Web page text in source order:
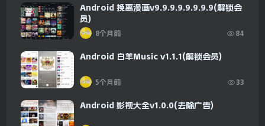
Android 挽离漫画v9.9.9.9.9.9.9.9(解锁会
员)
8个月前 84
Android 白羊Music v1.1.1(解锁会员)
5个月前 33
Android 影视大全v1.0.0(去除广告)